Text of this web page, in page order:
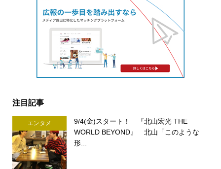
注目記事
エンタメ
9/4(金)スタート！ 『北山宏光 THE
WORLD BEYOND』 北山「このような
形...